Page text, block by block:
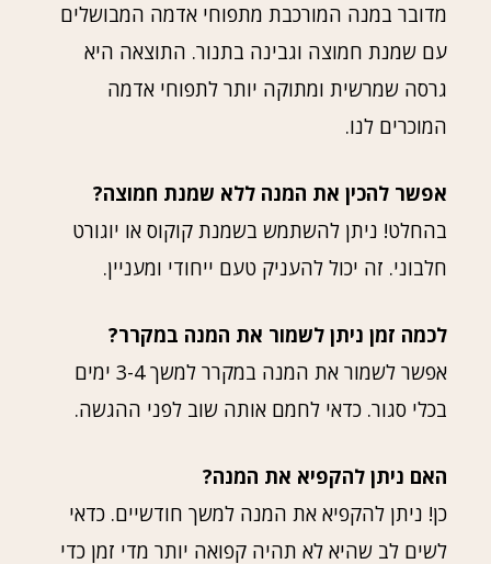
מדובר במנה המורכבת מתפוחי אדמה המבושלים
עם שמנת חמוצה וגבינה בתנור. התוצאה היא
גרסה שמרשית ומתוקה יותר לתפוחי אדמה
המוכרים לנו.
אפשר להכין את המנה ללא שמנת חמוצה?
בהחלט! ניתן להשתמש בשמנת קוקוס או יוגורט
חלבוני. זה יכול להעניק טעם ייחודי ומעניין.
לכמה זמן ניתן לשמור את המנה במקרר?
אפשר לשמור את המנה במקרר למשך 3-4 ימים
בכלי סגור. כדאי לחמם אותה שוב לפני ההגשה.
האם ניתן להקפיא את המנה?
כן! ניתן להקפיא את המנה למשך חודשיים. כדאי
לשים לב שהיא לא תהיה קפואה יותר מדי זמן כדי